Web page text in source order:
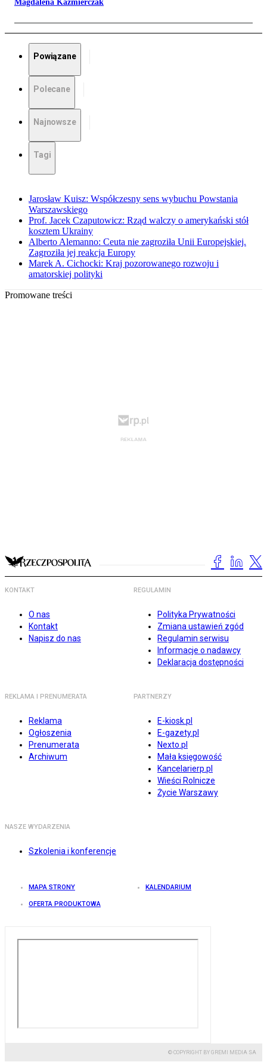
Magdalena Kaźmierczak
Powiązane
Polecane
Najnowsze
Tagi
Jarosław Kuisz: Współczesny sens wybuchu Powstania
Warszawskiego
Prof. Jacek Czaputowicz: Rząd walczy o amerykański stół
kosztem Ukrainy
Alberto Alemanno: Ceuta nie zagroziła Unii Europejskiej.
Zagroziła jej reakcja Europy
Marek A. Cichocki: Kraj pozorowanego rozwoju i
amatorskiej polityki
Promowane treści
KONTAKT
O nas
Kontakt
Napisz do nas
REGULAMIN
Polityka Prywatności
Zmiana ustawień zgód
Regulamin serwisu
Informacje o nadawcy
Deklaracja dostępności
REKLAMA I PRENUMERATA
Reklama
Ogłoszenia
Prenumerata
Archiwum
PARTNERZY
E-kiosk.pl
E-gazety.pl
Nexto.pl
Mała księgowość
Kancelarierp.pl
Wieści Rolnicze
Życie Warszawy
NASZE WYDARZENIA
Szkolenia i konferencje
MAPA STRONY KALENDARIUM
OFERTA PRODUKTOWA
© COPYRIGHT BY GREMI MEDIA SA